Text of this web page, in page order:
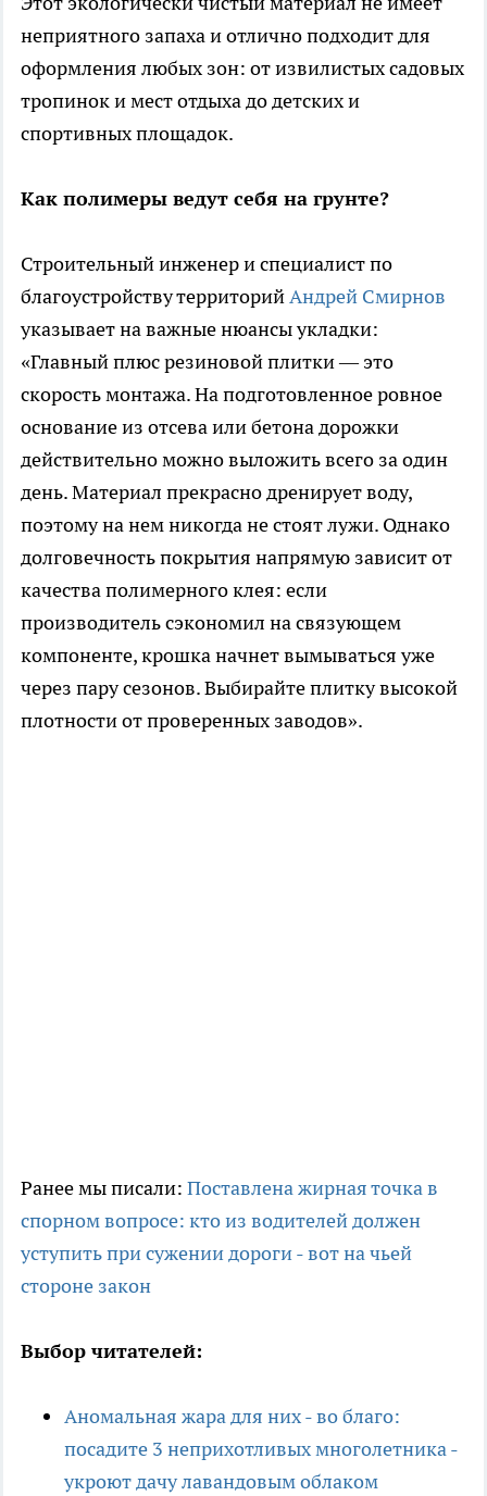
неприятного запаха и отлично подходит для
оформления любых зон: от извилистых садовых
тропинок и мест отдыха до детских и
спортивных площадок.
Как полимеры ведут себя на грунте?
Строительный инженер и специалист по
благоустройству территорийАндрей Смирнов
указывает на важные нюансы укладки:
«Главный плюс резиновой плитки — это
скорость монтажа. На подготовленное ровное
основание из отсева или бетона дорожки
действительно можно выложить всего за один
день. Материал прекрасно дренирует воду,
поэтому на нем никогда не стоят лужи. Однако
долговечность покрытия напрямую зависит от
качества полимерного клея: если
производитель сэкономил на связующем
компоненте, крошка начнет вымываться уже
через пару сезонов. Выбирайте плитку высокой
плотности от проверенных заводов».
Ранее мы писали: Поставлена жирная точка в
спорном вопросе: кто из водителей должен
уступить при сужении дороги - вот на чьей
стороне закон
Выбор читателей:
Аномальная жара для них - во благо:
посадите 3 неприхотливых многолетника -
укроют дачу лавандовым облаком